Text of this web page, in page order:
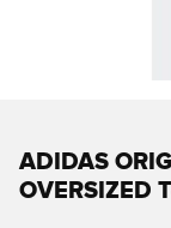
ADIDAS
OVERSIZED